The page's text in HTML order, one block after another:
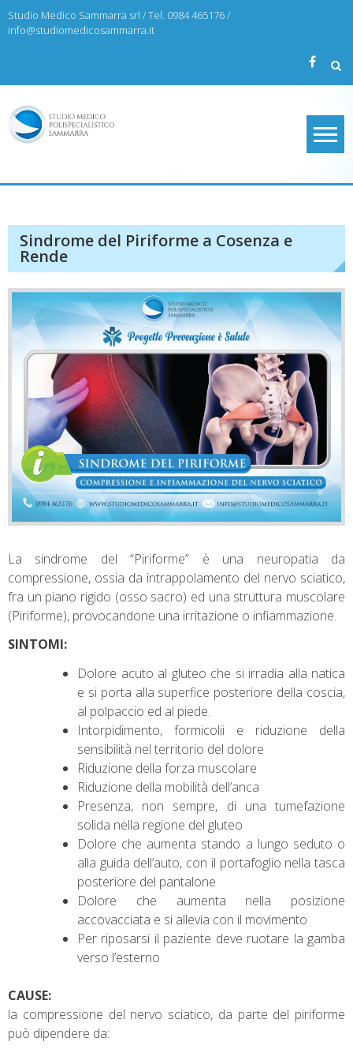
Skip
to
Studio Medico Sammarra srl / Tel. 0984 465176 /
info@studiomedicosammarra.it
Sindrome del Piriforme a Cosenza e
Rende
La sindrome del “Piriforme” è una neuropatia da
compressione, ossia da intrappolamento del nervo sciatico,
fra un piano rigido (osso sacro) ed una struttura muscolare
(Piriforme), provocandone una irritazione o infiammazione.
SINTOMI:
Dolore acuto al gluteo che si irradia alla natica
e si porta alla superfice posteriore della coscia,
al polpaccio ed al piede.
Intorpidimento, formicolii e riduzione della
sensibilità nel territorio del dolore
Riduzione della forza muscolare
Riduzione della mobilità dell’anca
Presenza, non sempre, di una tumefazione
solida nella regione del gluteo
Dolore che aumenta stando a lungo seduto o
alla guida dell’auto, con il portafoglio nella tasca
posteriore del pantalone
Dolore che aumenta nella posizione
accovacciata e si allevia con il movimento
Per riposarsi il paziente deve ruotare la gamba
verso l’esterno
CAUSE:
la compressione del nervo sciatico, da parte del piriforme
può dipendere da: